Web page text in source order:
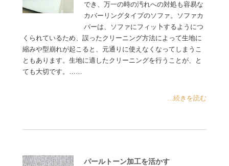
でき、万一の時の汚れへの対処も容易な
カバーリングタイプのソファ。ソファカ
バーは、ソファにフィッ卜するようにつ
くられているため、誤ったクリーニング方法によって生地に
縮みや型崩れが起こると、元通りに使えなくなってしまうこ
ともあります。生地に適したクリーニングを行うことが、と
ても大切です。……
...続きを読む
パールトーン加工を活かす